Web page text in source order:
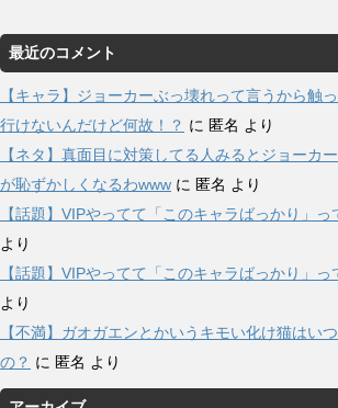
最近のコメント
【キャラ】ジョーカーぶっ壊れって言うから触
行けないんだけど何故！？ に 匿名 より
【ネタ】真面目に対策してる人みるとジョーカ
が恥ずかしくなるわwww に 匿名 より
【話題】VIPやってて「このキャラばっかり」っ
より
【話題】VIPやってて「このキャラばっかり」っ
より
【不満】ガオガエンとかいうキモい化け猫はい
の？ に 匿名 より